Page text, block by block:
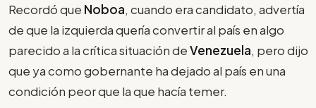
Recordó que Noboa, cuando era candidato, advertía
de que la izquierda quería convertir al país en algo
parecido a la crítica situación deVenezuela, pero dijo
que ya como gobernante ha dejado al país en una
condición peor que la que hacía temer.